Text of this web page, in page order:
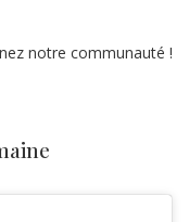
notre communauté !